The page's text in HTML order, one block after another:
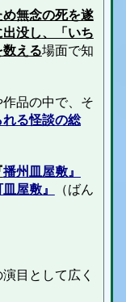
無念の死を遂
没し、「いち
える場面で知
品の中で、そ
る怪談の総
播州皿屋敷』
皿屋敷』
（ばん
目として広く